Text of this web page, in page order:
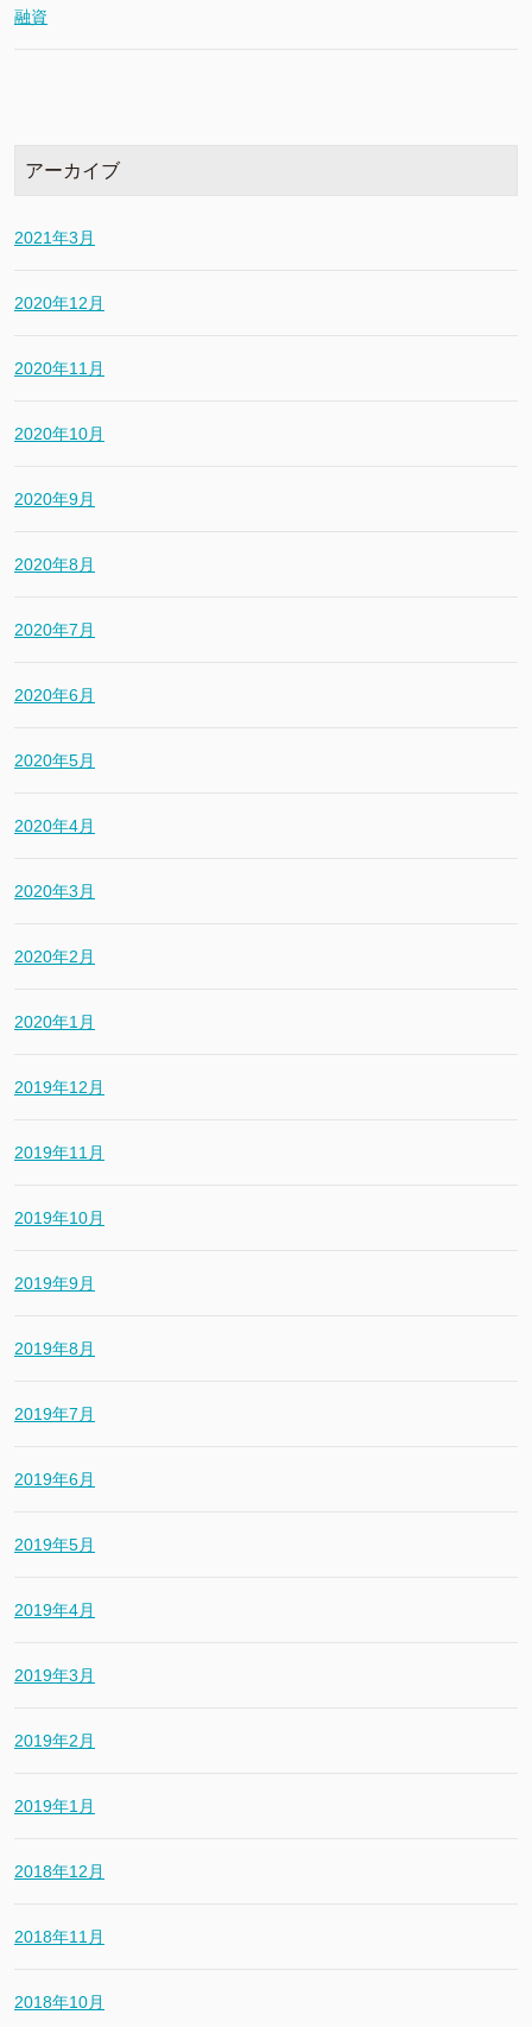
融資
アーカイブ
2021年3月
2020年12月
2020年11月
2020年10月
2020年9月
2020年8月
2020年7月
2020年6月
2020年5月
2020年4月
2020年3月
2020年2月
2020年1月
2019年12月
2019年11月
2019年10月
2019年9月
2019年8月
2019年7月
2019年6月
2019年5月
2019年4月
2019年3月
2019年2月
2019年1月
2018年12月
2018年11月
2018年10月